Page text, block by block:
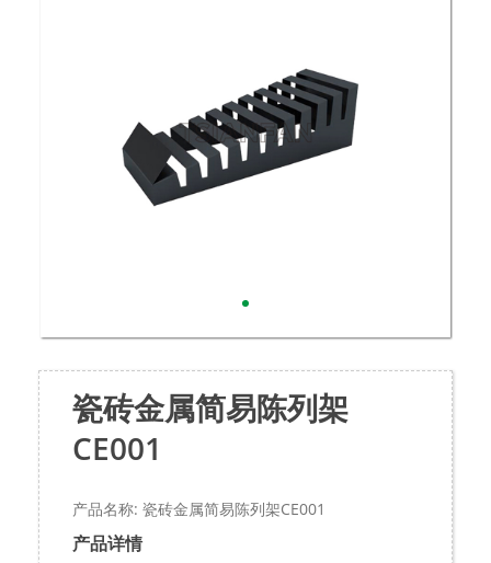
瓷砖金属简易陈列架
CE001
产品名称: 瓷砖金属简易陈列架CE001
产品详情